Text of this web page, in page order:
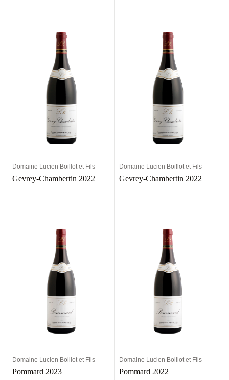
Domaine Lucien Boillot et Fils
Gevrey-Chambertin 2022
Domaine Lucien Boillot et Fils
Gevrey-Chambertin 2022
Domaine Lucien Boillot et Fils
Pommard 2023
Domaine Lucien Boillot et Fils
Pommard 2022